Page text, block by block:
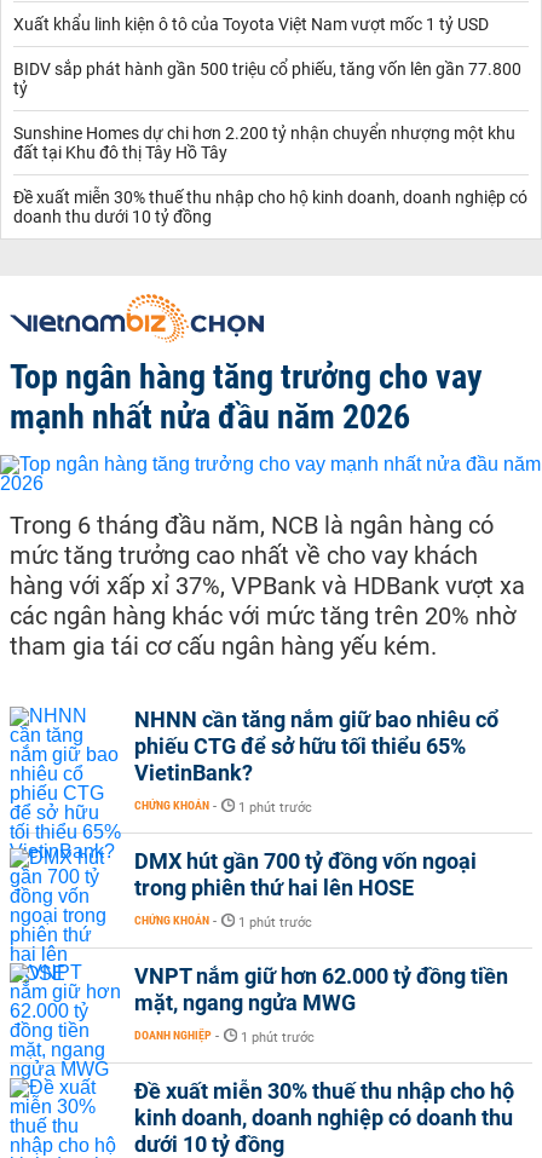
Xuất khẩu linh kiện ô tô của Toyota Việt Nam vượt mốc 1 tỷ USD
BIDV sắp phát hành gần 500 triệu cổ phiếu, tăng vốn lên gần 77.800
tỷ
Sunshine Homes dự chi hơn 2.200 tỷ nhận chuyển nhượng một khu
đất tại Khu đô thị Tây Hồ Tây
Đề xuất miễn 30% thuế thu nhập cho hộ kinh doanh, doanh nghiệp có
doanh thu dưới 10 tỷ đồng
Top ngân hàng tăng trưởng cho vay
mạnh nhất nửa đầu năm 2026
Trong 6 tháng đầu năm, NCB là ngân hàng có
mức tăng trưởng cao nhất về cho vay khách
hàng với xấp xỉ 37%, VPBank và HDBank vượt xa
các ngân hàng khác với mức tăng trên 20% nhờ
tham gia tái cơ cấu ngân hàng yếu kém.
NHNN cần tăng nắm giữ bao nhiêu cổ
phiếu CTG để sở hữu tối thiểu 65%
VietinBank?
CHỨNG KHOÁN - 1 phút trước
DMX hút gần 700 tỷ đồng vốn ngoại
trong phiên thứ hai lên HOSE
CHỨNG KHOÁN - 1 phút trước
VNPT nắm giữ hơn 62.000 tỷ đồng tiền
mặt, ngang ngửa MWG
DOANH NGHIỆP - 1 phút trước
Đề xuất miễn 30% thuế thu nhập cho hộ
kinh doanh, doanh nghiệp có doanh thu
dưới 10 tỷ đồng